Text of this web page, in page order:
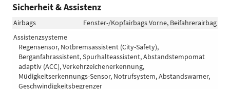
Sicherheit & Assistenz
Airbags
Fenster-/Kopfairbags Vorne, Beifahrerairbag
Assistenzsysteme
Regensensor, Notbremsassistent (City-Safety),
Berganfahrassistent, Spurhalteassistent, Abstandstempomat
adaptiv (ACC), Verkehrzeichenerkennung,
Müdigkeitserkennungs-Sensor, Notrufsystem, Abstandswarner,
Geschwindigkeitsbegrenzer